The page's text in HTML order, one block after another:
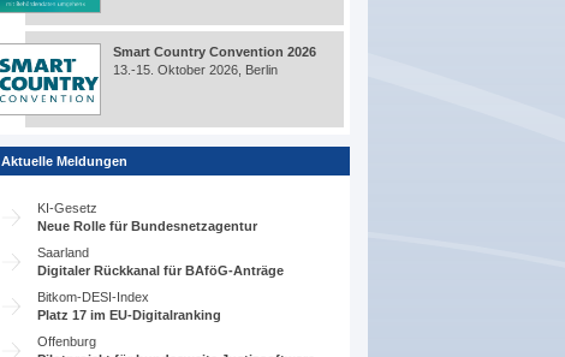
Smart Country Convention 2026
13.-15. Oktober 2026, Berlin
Aktuelle Meldungen
KI-Gesetz
Neue Rolle für Bundesnetzagentur
Saarland
Digitaler Rückkanal für BAföG-Anträge
Bitkom-DESI-Index
Platz 17 im EU-Digitalranking
Offenburg